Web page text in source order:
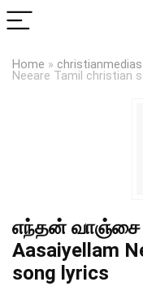
Home » christianmedias
Neeare Tamil christian
எந்தன் வாஞ்சை
Aasaiyellam
song lyrics